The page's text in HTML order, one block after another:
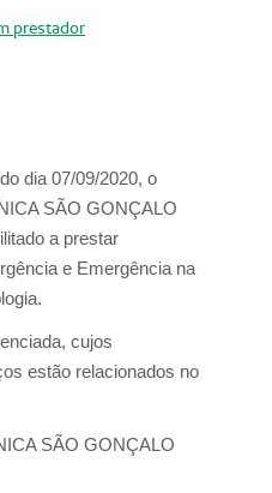
prestador
dia 07/09/2020, o
SÃO GONÇALO
a prestar
e Emergência na
cujos
estão relacionados no
SÃO GONÇALO